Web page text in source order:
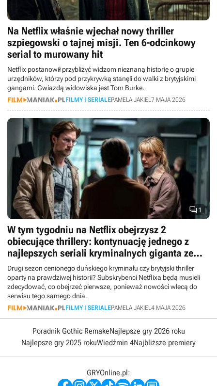
Na Netflix właśnie wjechał nowy thriller
szpiegowski o tajnej misji. Ten 6-odcinkowy
serial to murowany hit
Netflix postanowił przybliżyć widzom nieznaną historię o grupie
urzędników, którzy pod przykrywką stanęli do walki z brytyjskimi
gangami. Gwiazdą widowiska jest Tom Burke.
FILMY I SERIALEPAMELA JAKIEL7 MAJA 2026
1
W tym tygodniu na Netflix obejrzysz 2
obiecujące thrillery: kontynuację jednego z
najlepszych seriali kryminalnych giganta ze
100% na Rotten Tomatoes i brytyjską nowość
Drugi sezon cenionego duńskiego kryminału czy brytyjski thriller
oparty na prawdziwej historii? Subskrybenci Netflixa będą musieli
zdecydować, co obejrzeć pierwsze, ponieważ nowości wlecą do
serwisu tego samego dnia.
FILMY I SERIALEPAMELA JAKIEL4 MAJA 2026
Poradnik Gothic RemakeNajlepsze gry 2026 roku
Najlepsze gry 2025 rokuWiedźmin 4Najbliższe premiery
GRYOnline.pl: